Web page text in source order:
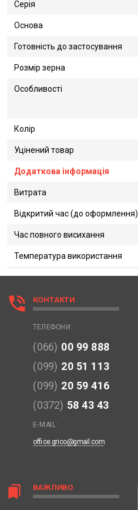
Серія
Основа
Готовність до застосування
Розмір зерна
Особливості
Колір
Уцінений товар
Додаткова інформація
Витрата
Відкритий час (до оформлення)
Час повного висихання
Температура використання
bookmarks ВАЖЛИВО
phone_in_talk КОНТАКТИ
ТЕЛЕФОНИ:
(066) 00 99 888
(099) 20 51 113
(099) 20 59 416
(0372) 58 43 43
E-MAIL:
office.grico@gmail.com